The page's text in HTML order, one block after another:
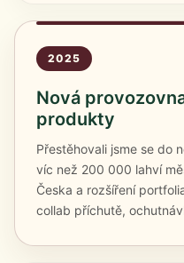
2025
Nová
produkty
Přestěhovali jsme se do
víc než 200 000 lahví
Česka a rozšíření
collab příchutě,